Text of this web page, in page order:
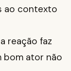
ao contexto
reação faz
bom ator não